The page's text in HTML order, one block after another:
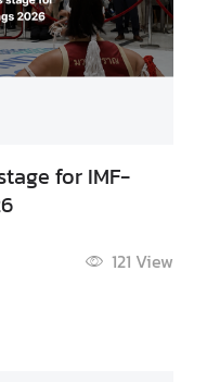
for IMF-
121 View